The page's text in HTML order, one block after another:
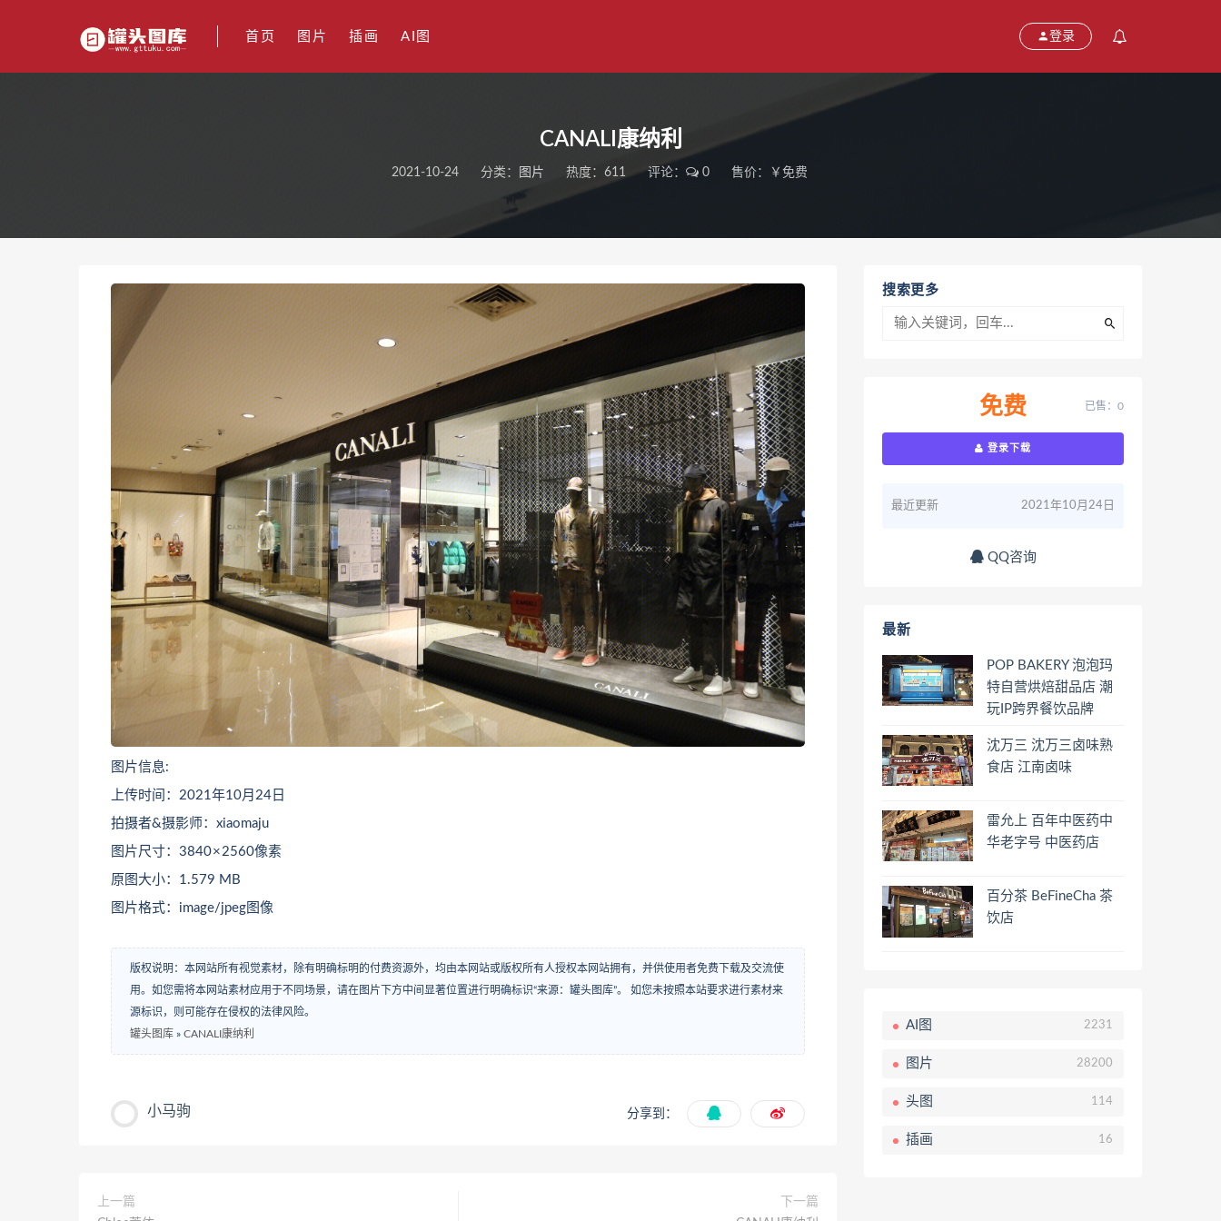
首页 图片 插画 AI图 登录
CANALI康纳利
2021-10-24 分类： 图片 热度：611 评论： 0 售价：￥免费
图片信息:
上传时间：2021年10月24日
拍摄者&摄影师：xiaomaju
图片尺寸：3840 × 2560像素
原图大小：1.579 MB
图片格式：image/jpeg图像
版权说明：本网站所有视觉素材，除有明确标明的付费资源外，均由本网站或版权所有人授权本网站拥有，并供使用者免费下载及交流使
用。如您需将本网站素材应用于不同场景，请在图片下方中间显著位置进行明确标识“来源：罐头图库”。 如您未按照本站要求进行素材来
源标识，则可能存在侵权的法律风险。
罐头图库 » CANALI康纳利
小马驹 分享到：
上一篇
下一篇
搜索更多
免费 已售：0
登录下载
最近更新 2021年10月24日
QQ咨询
最新
POP BAKERY 泡泡玛
特自营烘焙甜品店 潮
玩IP跨界餐饮品牌
沈万三 沈万三卤味熟
食店 江南卤味
雷允上 百年中医药中
华老字号 中医药店
百分茶 BeFineCha 茶
饮店
AI图 2231
图片 28200
头图 114
插画 16